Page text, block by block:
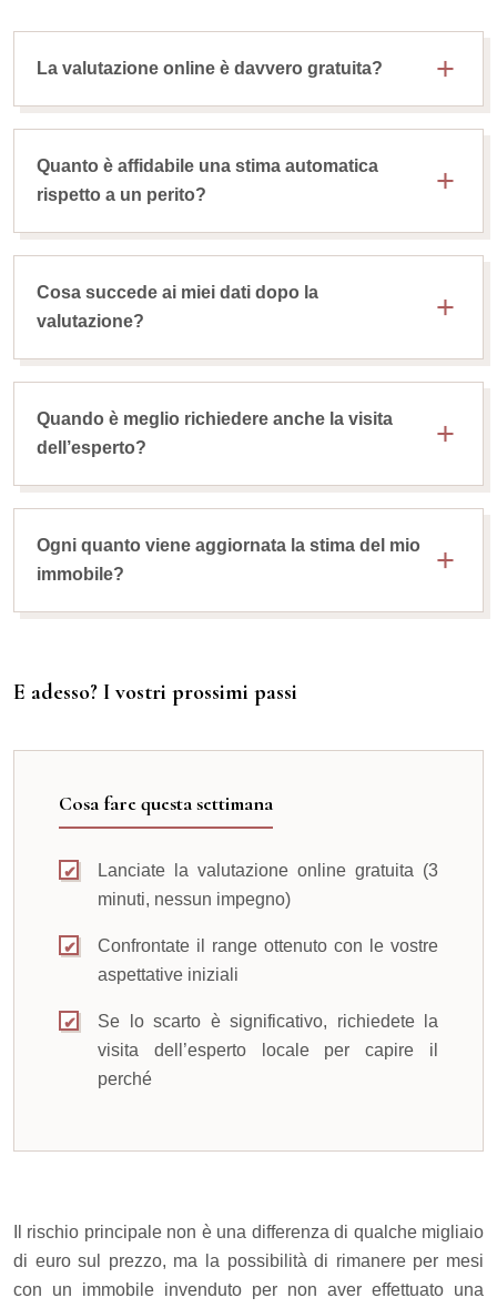
La valutazione online è davvero gratuita?
Quanto è affidabile una stima automatica
rispetto a un perito?
Cosa succede ai miei dati dopo la
valutazione?
Quando è meglio richiedere anche la visita
dell’esperto?
Ogni quanto viene aggiornata la stima del mio
immobile?
E adesso? I vostri prossimi passi
Cosa fare questa settimana
Lanciate la valutazione online gratuita (3
minuti, nessun impegno)
Confrontate il range ottenuto con le vostre
aspettative iniziali
Se lo scarto è significativo, richiedete la
visita dell’esperto locale per capire il
perché
Il rischio principale non è una differenza di qualche migliaio
di euro sul prezzo, ma la possibilità di rimanere per mesi
con un immobile invenduto per non aver effettuato una